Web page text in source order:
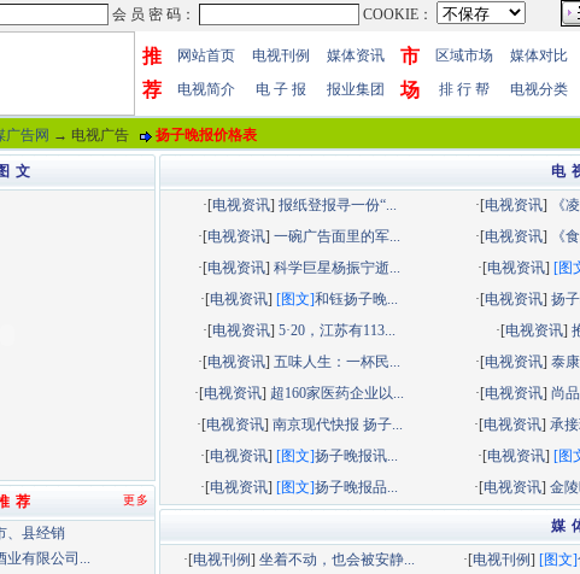
推
荐
网站首页 电视刊例 媒体资讯
市
场
区域市场 媒体对比
电视简介
电 子 报 报业集团 排 行 帮 电视分类
广告网 → 电视广告 扬子晚报价格表
电
·[电视资讯] 报纸登报寻一份“... ·[电视资讯] 《
·[电视资讯]一碗广告面里的军... ·[电视资讯] 《
·[电视资讯]科学巨星杨振宁逝... ·[电视资讯] [图
·[电视资讯] [图文]和钰扬子晚... ·[电视资讯]扬
·[电视资讯]5·20，江苏有113... ·[电视资讯]
·[电视资讯]五味人生：一杯民... ·[电视资讯]泰
·[电视资讯] 超160家医药企业以... ·[电视资讯]尚
·[电视资讯] 南京现代快报 扬子... ·[电视资讯] 承
·[电视资讯] [图文]扬子晚报讯... ·[电视资讯] [图
·[电视资讯] [图文]扬子晚报品... ·[电视资讯] 金
媒
·[电视刊例]坐着不动，也会被安静... ·[电视刊例] [图文]
文
更多
荐
、县经销
业有限公司...